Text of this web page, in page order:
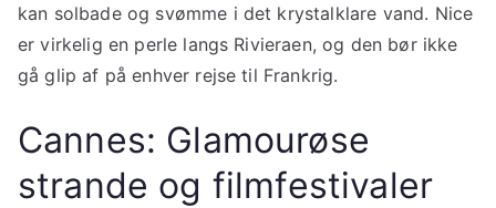
kan solbade og svømme i det krystalklare vand. Nice
er virkelig en perle langs Rivieraen, og den bør ikke
gå glip af på enhver rejse til Frankrig.
Cannes: Glamourøse
strande og filmfestivaler